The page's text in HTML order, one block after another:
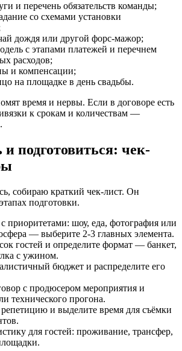
и перечень обязательств команды;
со схемами установки
дождя или другой форс-мажор;
с этапами платежей и перечнем
расходов;
и компенсации;
на площадке в день свадьбы.
время и нервы. Если в договоре есть
к срокам и количествам —
подготовиться: чек-
собираю краткий чек-лист. Он
подготовки.
приоритетами: шоу, еда, фотография или
— выберите 2-3 главных элемента.
гостей и определите формат — банкет,
с ужином.
бюджет и распределите его
с продюсером мероприятия и
технического прогона.
и выделите время для съёмки
для гостей: проживание, трансфер,